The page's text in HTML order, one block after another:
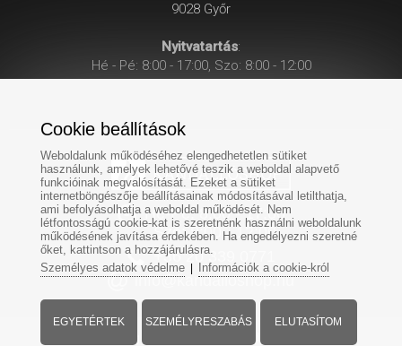
9028 Győr
Nyitvatartás:
Hé - Pé: 8:00 - 17:00, Szo: 8:00 - 12:00
Hé-Pé: 8:00 - 17:00
Szo: 8:00 - 12:00
+36 20 339 0771
info@kandalloshop.hu
Cookie beállítások
Weboldalunk működéséhez elengedhetetlen sütiket
használunk, amelyek lehetővé teszik a weboldal alapvető
funkcióinak megvalósítását. Ezeket a sütiket
internetböngészője beállításainak módosításával letilthatja,
ami befolyásolhatja a weboldal működését. Nem
létfontosságú cookie-kat is szeretnénk használni weboldalunk
működésének javítása érdekében. Ha engedélyezni szeretné
őket, kattintson a hozzájárulásra.
Személyes adatok védelme| Információk a cookie-król
EGYETÉRTEK SZEMÉLYRESZABÁS ELUTASÍTOM